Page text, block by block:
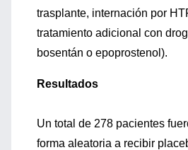
trasplante, internación por
tratamiento adicional con
bosentán o epoprostenol).
Resultados
Un total de 278 pacientes
forma aleatoria a recibir